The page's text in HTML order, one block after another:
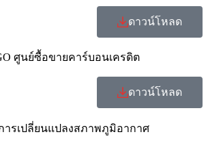
ดาวน์โหลด
ศูนย์ซื้อขายคาร์บอนเครดิต
ดาวน์โหลด
รเปลี่ยนแปลงสภาพภูมิอากาศ